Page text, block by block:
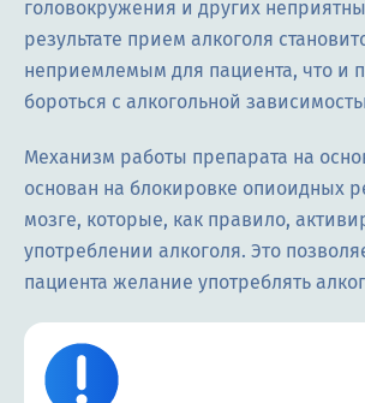
головокружения и других
результате прием алкоголя
неприемлемым для пациента, что и
бороться с алкогольной
Механизм работы препарата на
основан на блокировке опиоидных
мозге, которые, как правило,
употреблении алкоголя. Это
пациента желание употреблять